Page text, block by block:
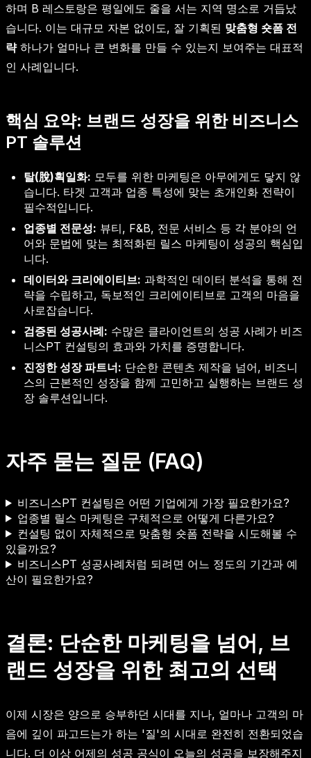
하며 B 레스토랑은 평일에도 줄을 서는 지역 명소로 거듭났
습니다. 이는 대규모 자본 없이도, 잘 기획된 맞춤형 숏폼 전
략하나가 얼마나 큰 변화를 만들 수 있는지 보여주는 대표적
인 사례입니다.
핵심 요약: 브랜드 성장을 위한 비즈니스
PT 솔루션
탈(脫)획일화: 모두를 위한 마케팅은 아무에게도 닿지 않
습니다. 타겟 고객과 업종 특성에 맞는 초개인화 전략이
필수적입니다.
업종별 전문성: 뷰티, F&B, 전문 서비스 등 각 분야의 언
어와 문법에 맞는 최적화된 릴스 마케팅이 성공의 핵심입
니다.
데이터와 크리에이티브: 과학적인 데이터 분석을 통해 전
략을 수립하고, 독보적인 크리에이티브로 고객의 마음을
사로잡습니다.
검증된 성공사례: 수많은 클라이언트의 성공 사례가 비즈
니스PT 컨설팅의 효과와 가치를 증명합니다.
진정한 성장 파트너: 단순한 콘텐츠 제작을 넘어, 비즈니
스의 근본적인 성장을 함께 고민하고 실행하는 브랜드 성
장 솔루션입니다.
자주 묻는 질문 (FAQ)
비즈니스PT 컨설팅은 어떤 기업에게 가장 필요한가요?
업종별 릴스 마케팅은 구체적으로 어떻게 다른가요?
컨설팅 없이 자체적으로 맞춤형 숏폼 전략을 시도해볼 수
있을까요?
비즈니스PT 성공사례처럼 되려면 어느 정도의 기간과 예
산이 필요한가요?
결론: 단순한 마케팅을 넘어, 브
랜드 성장을 위한 최고의 선택
이제 시장은 양으로 승부하던 시대를 지나, 얼마나 고객의 마
음에 깊이 파고드는가 하는 '질'의 시대로 완전히 전환되었습
니다. 더 이상 어제의 성공 공식이 오늘의 성공을 보장해주지